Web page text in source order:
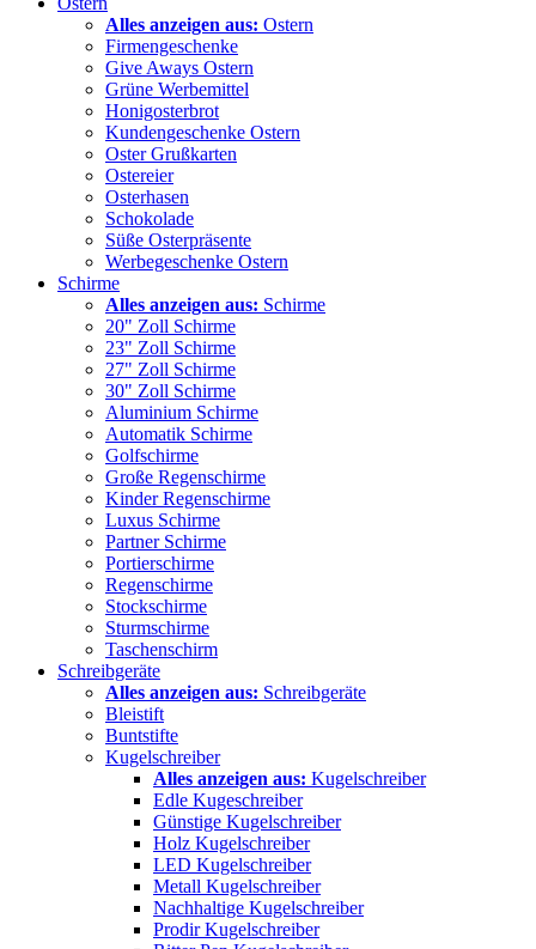
Alles anzeigen aus: Ostern
Firmengeschenke
Give Aways Ostern
Grüne Werbemittel
Honigosterbrot
Kundengeschenke Ostern
Oster Grußkarten
Ostereier
Osterhasen
Schokolade
Süße Osterpräsente
Werbegeschenke Ostern
Schirme
Alles anzeigen aus: Schirme
20" Zoll Schirme
23" Zoll Schirme
27" Zoll Schirme
30" Zoll Schirme
Aluminium Schirme
Automatik Schirme
Golfschirme
Große Regenschirme
Kinder Regenschirme
Luxus Schirme
Partner Schirme
Portierschirme
Regenschirme
Stockschirme
Sturmschirme
Taschenschirm
Schreibgeräte
Alles anzeigen aus: Schreibgeräte
Bleistift
Buntstifte
Kugelschreiber
Alles anzeigen aus: Kugelschreiber
Edle Kugeschreiber
Günstige Kugelschreiber
Holz Kugelschreiber
LED Kugelschreiber
Metall Kugelschreiber
Nachhaltige Kugelschreiber
Prodir Kugelschreiber